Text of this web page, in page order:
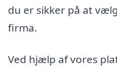
du er sikker på at
firma.
Ved hjælp af vores